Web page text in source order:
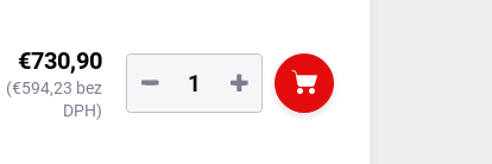
€730,90
(€594,23 bez
DPH)
+
−